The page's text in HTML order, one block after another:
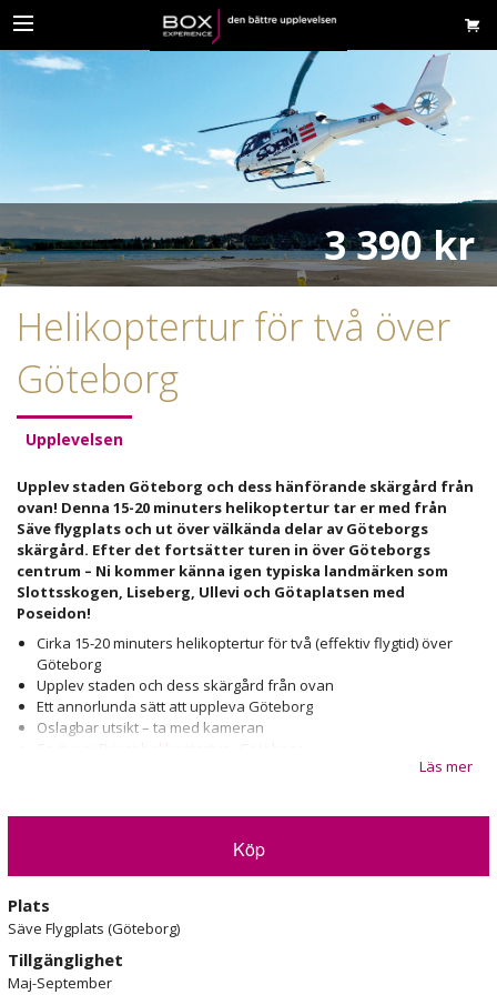
3 390 kr
Helikoptertur för två över
Göteborg
Upplevelsen
Upplev staden Göteborg och dess hänförande skärgård från
ovan! Denna 15-20 minuters helikoptertur tar er med från
Säve flygplats och ut över välkända delar av Göteborgs
skärgård. Efter det fortsätter turen in över Göteborgs
centrum – Ni kommer känna igen typiska landmärken som
Slottsskogen, Liseberg, Ullevi och Götaplatsen med
Poseidon!
Cirka 15-20 minuters helikoptertur för två (effektiv flygtid) över
Göteborg
Upplev staden och dess skärgård från ovan
Ett annorlunda sätt att uppleva Göteborg
Oslagbar utsikt – ta med kameran
Privat helikoptertur i Göteborg
I någon av våra moderna helikoptrar (tex Airbus H120, Robinson R44
Clipper 2 etc), speciellt utvecklade för persontransporter och med
utmärkt utsikt, tar vi er med på oförglömlig helikoptertur över
över den norra delen av stadens skärgård och ger er även vyer över
de södra delarna.
Den norra delen präglas av ett kargare landskap, medan den södra
är något lummigare. Vyerna omfattar bland annat Björkö, Hönö och
Läs mer
Köp
Plats
Säve Flygplats (Göteborg)
Tillgänglighet
Maj-September